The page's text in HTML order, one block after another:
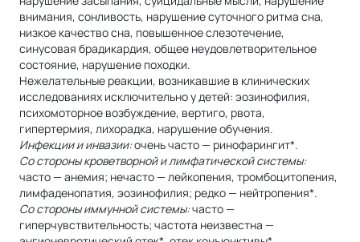
внимания, сонливость, нарушение суточного ритма сна,
низкое качество сна, повышенное слезотечение,
синусовая брадикардия, общее неудовлетворительное
состояние, нарушение походки.
Нежелательные реакции, возникавшие в клинических
исследованиях исключительно у детей: эозинофилия,
психомоторное возбуждение, вертиго, рвота,
гипертермия, лихорадка, нарушение обучения.
Инфекции и инвазии:очень часто — ринофарингит*.
Со стороны кроветворной и лимфатической системы:
часто — анемия; нечасто — лейкопения, тромбоцитопения,
лимфаденопатия, эозинофилия; редко — нейтропения*.
Со стороны иммунной системы:часто —
гиперчувствительность; частота неизвестна —